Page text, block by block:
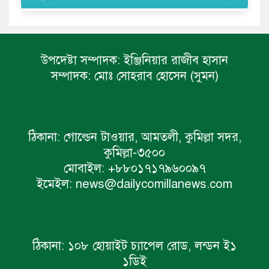
উপদেষ্টা সম্পাদক: ইঞ্জিনিয়ার রাজীব হাসান
সম্পাদক: মোঃ সোহরাব হোসেন (সুমন)
ঠিকানা: গোল্ডেন টাওয়ার, আমতলী, কুমিল্লা সদর,
কুমিল্লা-৩৫০০
মোবাইল: +৮৮০১৭১৭৯৬০০৯৭
ইমেইল: news@dailycomillanews.com
ঠিকানা: ১০৮ হোয়াইট চ্যাপেল রোড, লন্ডন ই১
১ডিই